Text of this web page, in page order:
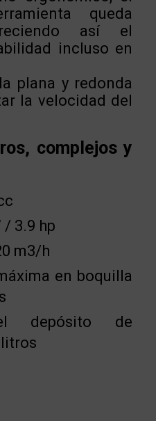
queda
así el
incluso en
plana y redonda
la velocidad del
complejos y
/ 3.9 hp
m3/h
en boquilla
depósito de